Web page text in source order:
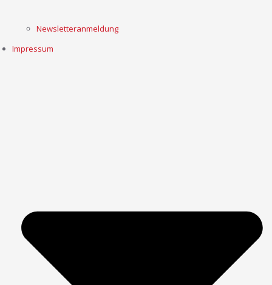
Newsletteranmeldung
Impressum